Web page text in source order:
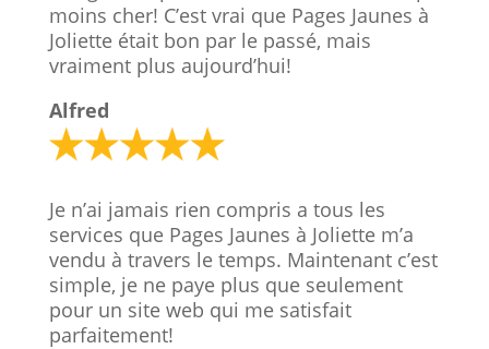
moins cher! C’est vrai que Pages Jaunes à
Joliette était bon par le passé, mais
vraiment plus aujourd’hui!
Alfred
Je n’ai jamais rien compris a tous les
services que Pages Jaunes à Joliette m’a
vendu à travers le temps. Maintenant c’est
simple, je ne paye plus que seulement
pour un site web qui me satisfait
parfaitement!